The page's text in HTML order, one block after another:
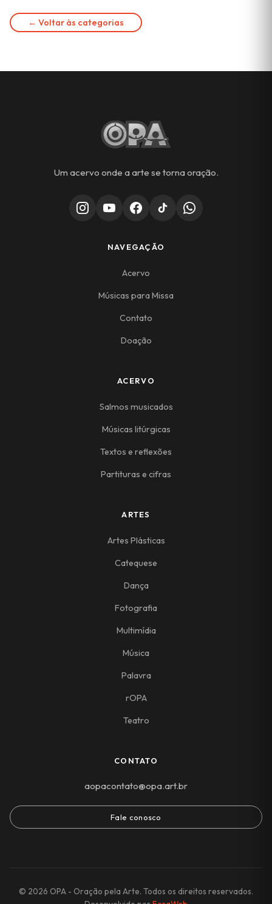
← Voltar às categorias
Um acervo onde a arte se torna oração.
NAVEGAÇÃO
Acervo
Músicas para Missa
Contato
Doação
ACERVO
Salmos musicados
Músicas litúrgicas
Textos e reflexões
Partituras e cifras
ARTES
Artes Plásticas
Catequese
Dança
Fotografia
Multimídia
Música
Palavra
rOPA
Teatro
CONTATO
aopacontato@opa.art.br
Fale conosco
© 2026 OPA - Oração pela Arte. Todos os direitos reservados.